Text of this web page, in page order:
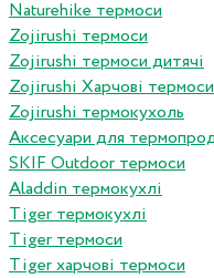
Naturehike термоси
Zojirushi термоси
Zojirushi термоси дитячі
Zojirushi Харчові
Zojirushi термокухоль
Аксесуари для
SKIF Outdoor термоси
Aladdin термокухлі
Tiger термокухлі
Tiger термоси
Tiger харчові термоси